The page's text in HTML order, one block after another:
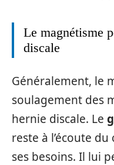
Le magnétisme
discale
Généralement, le
soulagement des
hernie discale. Le
reste à l’écoute
ses besoins. Il lui